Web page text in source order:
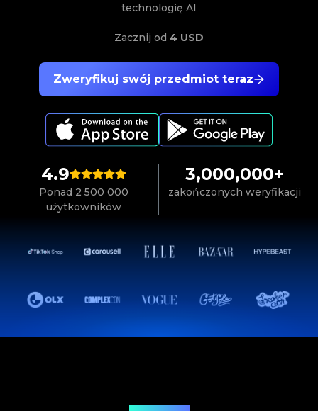
4.9
Ponad 2 500 000
użytkowników
3,000,000+
zakończonych weryfikacji
Zweryfikuj swój przedmiot teraz
technologię AI
Zacznij od 4 USD